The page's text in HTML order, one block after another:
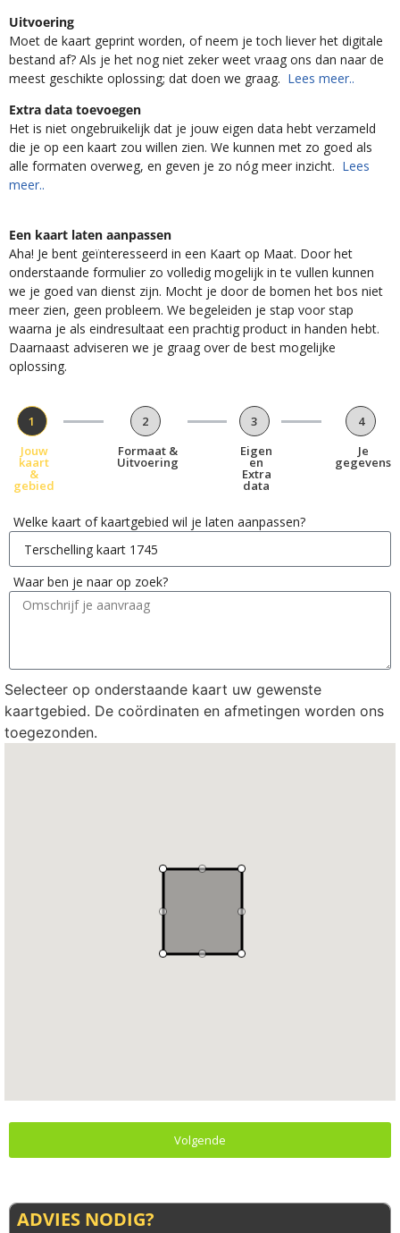
Uitvoering
Moet de kaart geprint worden, of neem je toch liever het digitale
bestand af? Als je het nog niet zeker weet vraag ons dan naar de
meest geschikte oplossing; dat doen we graag. Lees meer..
Extra data toevoegen
Het is niet ongebruikelijk dat je jouw eigen data hebt verzameld
die je op een kaart zou willen zien. We kunnen met zo goed als
alle formaten overweg, en geven je zo nóg meer inzicht. Lees
meer..
Een kaart laten aanpassen
Aha! Je bent geïnteresseerd in een Kaart op Maat. Door het
onderstaande formulier zo volledig mogelijk in te vullen kunnen
we je goed van dienst zijn. Mocht je door de bomen het bos niet
meer zien, geen probleem. We begeleiden je stap voor stap
waarna je als eindresultaat een prachtig product in handen hebt.
Daarnaast adviseren we je graag over de best mogelijke
oplossing.
1
Jouw
kaart
&
gebied
2
Formaat &
Uitvoering
3
Eigen
en
Extra
data
4
Je
gegevens
Welke kaart of kaartgebied wil je laten aanpassen?
Waar ben je naar op zoek?
Selecteer op onderstaande kaart uw gewenste
kaartgebied. De coördinaten en afmetingen worden ons
toegezonden.
Volgende
ADVIES NODIG?